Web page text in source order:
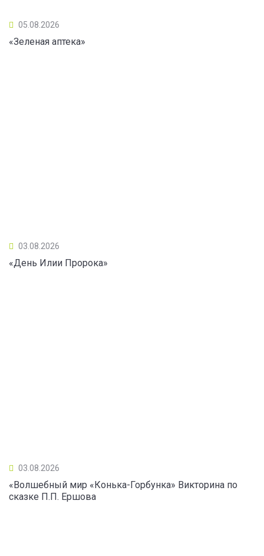
05.08.2026
«Зеленая аптека»
03.08.2026
«День Илии Пророка»
03.08.2026
«Волшебный мир «Конька-Горбунка» Викторина по
сказке П.П. Ершова